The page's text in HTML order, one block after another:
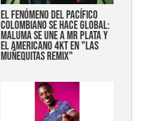
EL FENÓMENO DEL PACÍFICO
COLOMBIANO SE HACE GLOBAL:
MALUMA SE UNE A MR PLATA Y
EL AMERICANO 4KT EN "LAS
MUÑEQUITAS REMIX"